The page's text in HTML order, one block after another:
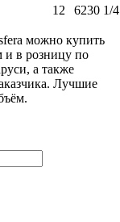
12 6230 1/4
можно купить
в розницу по
а также
Лучшие